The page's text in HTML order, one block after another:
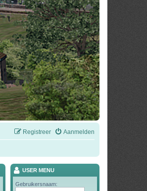
Aanmelden
Registreer
USER MENU
Gebruikersnaam: